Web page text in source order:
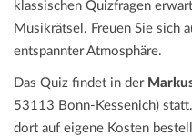
klassischen Quizfragen
Musikrätsel. Freuen Sie sich
entspannter Atmosphäre.
Das Quiz findet in der
53113 Bonn-Kessenich)
dort auf eigene Kosten